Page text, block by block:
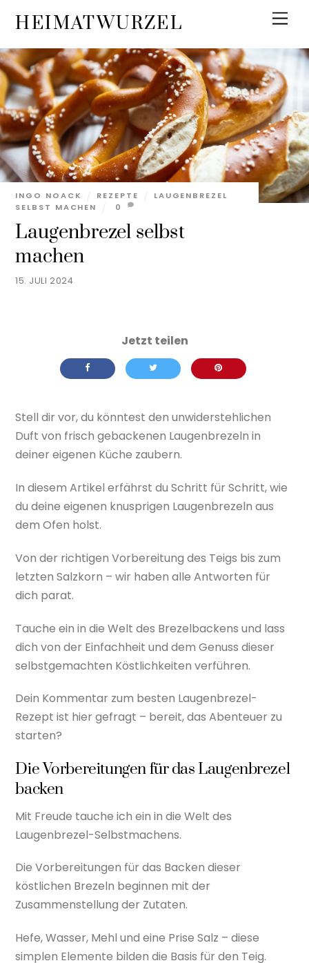
content
HEIMATWURZEL
15. JULI 2024
Laugenbrezel selbst
machen
INGO NOACK REZEPTE
LAUGENBREZEL
SELBST MACHEN
0
Stell dir vor, du könntest den unwiderstehlichen
Duft von frisch gebackenen Laugenbrezeln in
deiner eigenen Küche zaubern.
In diesem Artikel erfährst du Schritt für Schritt, wie
du deine eigenen knusprigen Laugenbrezeln aus
dem Ofen holst.
Von der richtigen Vorbereitung des Teigs bis zum
letzten Salzkorn – wir haben alle Antworten für
dich parat.
Tauche ein in die Welt des Brezelbackens und lass
dich von der Einfachheit und dem Genuss dieser
selbstgemachten Köstlichkeiten verführen.
Dein Kommentar zum besten Laugenbrezel-
Rezept ist hier gefragt – bereit, das Abenteuer zu
starten?
Die Vorbereitungen für das Laugenbrezel
backen
Mit Freude tauche ich ein in die Welt des
Laugenbrezel-Selbstmachens.
Die Vorbereitungen für das Backen dieser
köstlichen Brezeln beginnen mit der
Zusammenstellung der Zutaten.
Hefe, Wasser, Mehl und eine Prise Salz – diese
simplen Elemente bilden die Basis für den Teig.